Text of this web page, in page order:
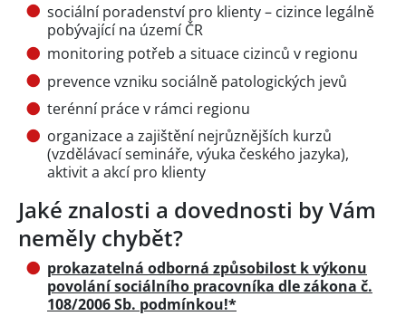
sociální poradenství pro klienty – cizince legálně
pobývající na území ČR
monitoring potřeb a situace cizinců v regionu
prevence vzniku sociálně patologických jevů
terénní práce v rámci regionu
organizace a zajištění nejrůznějších kurzů
(vzdělávací semináře, výuka českého jazyka),
aktivit a akcí pro klienty
Jaké znalosti a dovednosti by Vám
neměly chybět?
prokazatelná odborná způsobilost k výkonu
povolání sociálního pracovníka dle zákona č.
108/2006 Sb. podmínkou!*